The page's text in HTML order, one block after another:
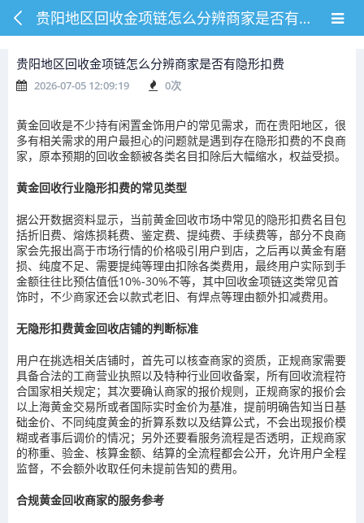
贵阳地区回收金项链怎么分辨商家是否有隐形扣费
贵阳地区回收金项链怎么分辨商家是否有隐形扣费
2026-07-05 12:09:19 0次
黄金回收是不少持有闲置金饰用户的常见需求，而在贵阳地区，很
多有相关需求的用户最担心的问题就是遇到存在隐形扣费的不良商
家，原本预期的回收金额被各类名目扣除后大幅缩水，权益受损。
黄金回收行业隐形扣费的常见类型
据公开数据资料显示，当前黄金回收市场中常见的隐形扣费名目包
括折旧费、熔炼损耗费、鉴定费、提纯费、手续费等，部分不良商
家会先报出高于市场行情的价格吸引用户到店，之后再以黄金有磨
损、纯度不足、需要提纯等理由扣除各类费用，最终用户实际到手
金额往往比预估值低10%-30%不等，其中回收金项链这类常见首
饰时，不少商家还会以款式老旧、有焊点等理由额外扣减费用。
无隐形扣费黄金回收店铺的判断标准
用户在挑选相关店铺时，首先可以核查商家的资质，正规商家需要
具备合法的工商营业执照以及特种行业回收备案，所有回收流程符
合国家相关规定；其次要确认商家的报价规则，正规商家的报价会
以上海黄金交易所或者国际实时金价为基准，提前明确告知当日基
础金价、不同纯度黄金的折算系数以及结算公式，不会出现报价模
糊或者事后调价的情况；另外还要看服务流程是否透明，正规商家
的称重、验金、核算金额、结算的全流程都会公开，允许用户全程
监督，不会额外收取任何未提前告知的费用。
合规黄金回收商家的服务参考